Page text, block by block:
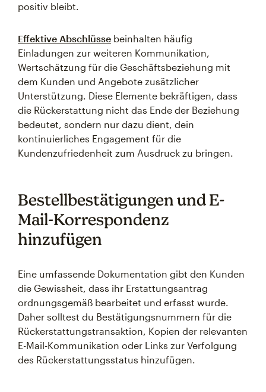
positiv bleibt.
Effektive Abschlüsse beinhalten häufig
Einladungen zur weiteren Kommunikation,
Wertschätzung für die Geschäftsbeziehung mit
dem Kunden und Angebote zusätzlicher
Unterstützung. Diese Elemente bekräftigen, dass
die Rückerstattung nicht das Ende der Beziehung
bedeutet, sondern nur dazu dient, dein
kontinuierliches Engagement für die
Kundenzufriedenheit zum Ausdruck zu bringen.
Bestellbestätigungen und E-
Mail-Korrespondenz
hinzufügen
Eine umfassende Dokumentation gibt den Kunden
die Gewissheit, dass ihr Erstattungsantrag
ordnungsgemäß bearbeitet und erfasst wurde.
Daher solltest du Bestätigungsnummern für die
Rückerstattungstransaktion, Kopien der relevanten
E-Mail-Kommunikation oder Links zur Verfolgung
des Rückerstattungsstatus hinzufügen.